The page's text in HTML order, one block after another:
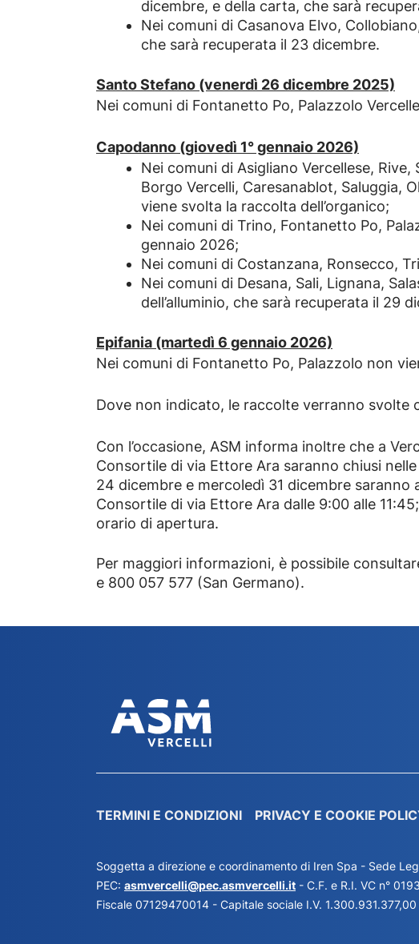
dicembre, e della carta, che sarà
Nei comuni di Casanova Elvo,
che sarà recuperata il 23 dicembre.
Santo Stefano (venerdì 26 dicembre 2025)
Nei comuni di Fontanetto Po, Palazzolo
Capodanno (giovedì 1° gennaio 2026)
Nei comuni di Asigliano Vercellese,
Borgo Vercelli, Caresanablot, Saluggia,
viene svolta la raccolta dell’organico;
Nei comuni di Trino, Fontanetto Po,
gennaio 2026;
Nei comuni di Costanzana, Ronsecco,
Nei comuni di Desana, Sali, Lignana,
dell’alluminio, che sarà recuperata il 29
Epifania (martedì 6 gennaio 2026)
Nei comuni di Fontanetto Po, Palazzolo non
Dove non indicato, le raccolte verranno svolte
Con l’occasione, ASM informa inoltre che a
Consortile di via Ettore Ara saranno chiusi
24 dicembre e mercoledì 31 dicembre
Consortile di via Ettore Ara dalle 9:00 alle
orario di apertura.
Per maggiori informazioni, è possibile
e 800 057 577 (San Germano).
TERMINI E CONDIZIONI PRIVACY E COOKIE
Soggetta a direzione e coordinamento di Iren Spa - Sede
PEC: asmvercelli@pec.asmvercelli.it - C.F. e R.I. VC n°
Fiscale 07129470014 - Capitale sociale I.V.